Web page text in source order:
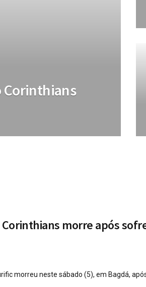
Corinthians
morre após
morreu neste sábado (5), em Bagdá,